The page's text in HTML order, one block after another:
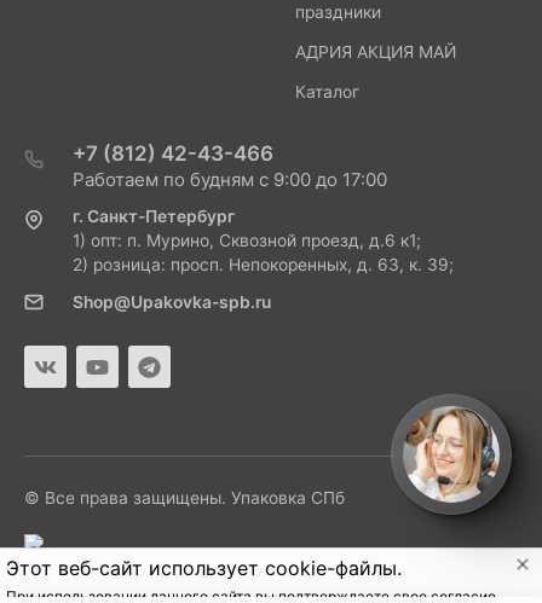
Этот веб-сайт использует cookie-файлы.
При использовании данного сайта вы подтверждаете свое согласие
праздники
АДРИЯ АКЦИЯ МАЙ
Каталог
+7 (812) 42-43-466
Работаем по будням с 9:00 до 17:00
г. Санкт-Петербург
1) опт: п. Мурино, Сквозной проезд, д.6 к1;
2) розница: просп. Непокоренных, д. 63, к. 39;
Shop@Upakovka-spb.ru
© Все права защищены. Упаковка СПб